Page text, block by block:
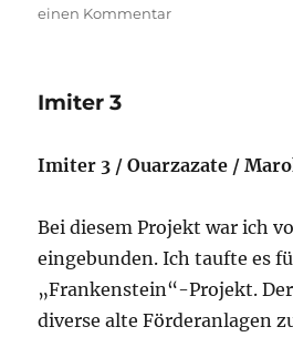
am
einen Kommentarzu
Imiter 3
Imiter 3 / Ouarzazate /
Bei diesem Projekt war ich
eingebunden. Ich taufte es
„Frankenstein“-Projekt.
diverse alte Förderanlagen